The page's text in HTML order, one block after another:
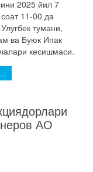
2025 йил 7
11-00 да
тумани,
ва Буюк Ипак
кесишмаси.
АО